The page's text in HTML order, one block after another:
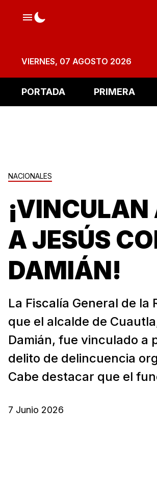
VIERNES, 07 AGOSTO 2026
PORTADA PRIMERA
NACIONALES
¡VINCULAN
A JESÚS
DAMIÁN!
La Fiscalía General de la
que el alcalde de
Damián, fue vinculado a
delito de delincuencia
Cabe destacar que el
7 Junio 2026